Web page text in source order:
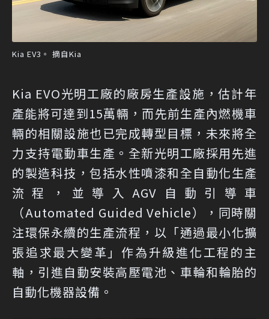
Kia EV3。 摘自Kia
Kia EVO光明工廠的廠房生產設施，估計年
產能將可達到15萬輛，而先前生產內燃機車
輛的相關設施也已完成轉型目標，未來將全
力支持電動車生產。全新光明工廠採用先進
的製造科技，包括水性噴漆和全自動化生產
流程，並導入AGV自動引導車
（Automated Guided Vehicle），同時關
注環保永續的生產流程，以「通過最小化擴
張追求最大變革」作為升級進化工程的主
軸，引進自動安裝高壓電池、車輪和輪胎的
自動化機器設備。